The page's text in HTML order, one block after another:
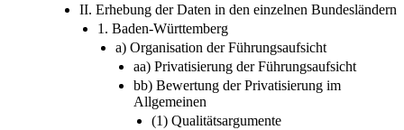
II. Erhebung der Daten in den einzelnen Bundesländern
1. Baden-Württemberg
a) Organisation der Führungsaufsicht
aa) Privatisierung der Führungsaufsicht
bb) Bewertung der Privatisierung im
Allgemeinen
(1) Qualitätsargumente